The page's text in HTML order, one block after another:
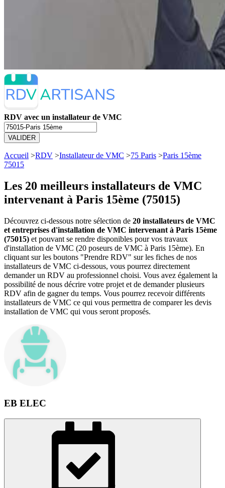
RDV avec un installateur de VMC
VALIDER
Accueil >RDV >Installateur de VMC >75 Paris >Paris 15ème
75015
Les 20 meilleurs installateurs de VMC
intervenant à Paris 15ème (75015)
Découvrez ci-dessous notre sélection de 20 installateurs de VMC
et entreprises d'installation de VMC intervenant à Paris 15ème
(75015) et pouvant se rendre disponibles pour vos travaux
d'installation de VMC (20 poseurs de VMC à Paris 15ème). En
cliquant sur les boutons "Prendre RDV" sur les fiches de nos
installateurs de VMC ci-dessous, vous pourrez directement
demander un RDV au professionnel choisi. Vous avez également la
possibilité de nous décrire votre projet et de demander plusieurs
RDV afin de gagner du temps. Vous pourrez recevoir différents
installateurs de VMC ce qui vous permettra de comparer les devis
installation de VMC qui vous seront proposés.
EB ELEC